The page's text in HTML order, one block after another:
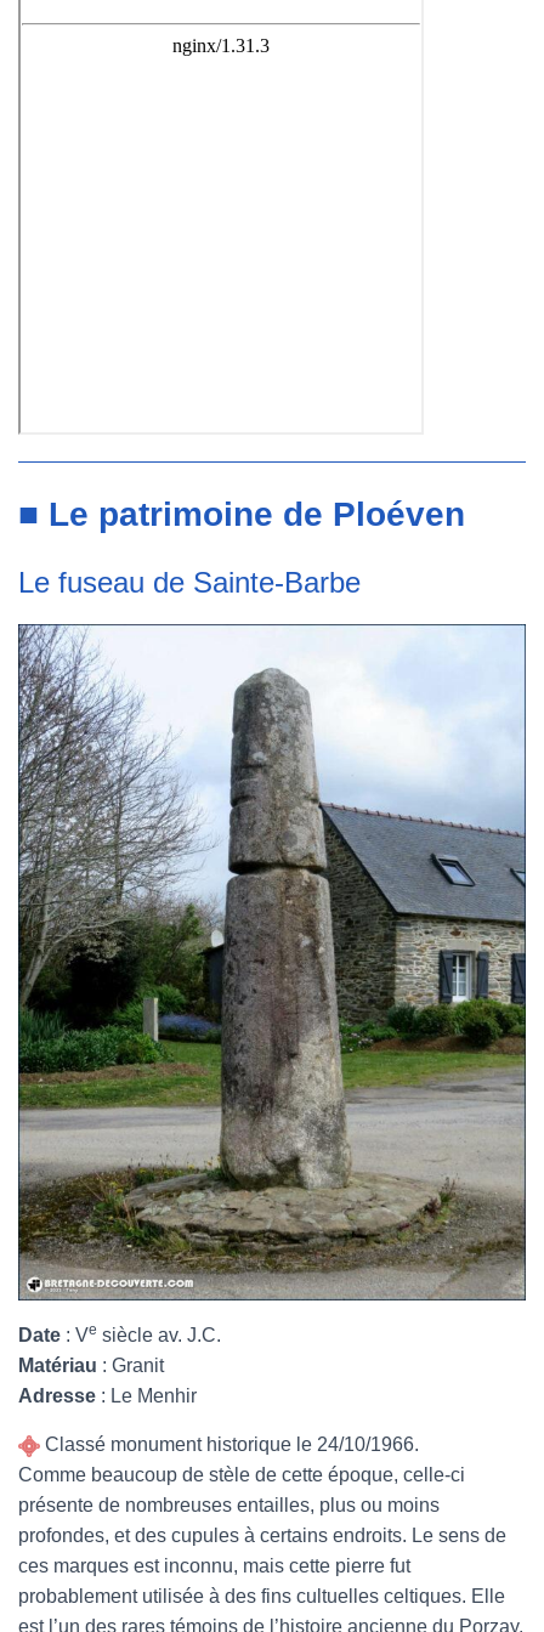
■ Le patrimoine de Ploéven
Le fuseau de Sainte-Barbe
Date : Ve siècle av. J.C.
Matériau : Granit
Adresse : Le Menhir
Classé monument historique le 24/10/1966.
Comme beaucoup de stèle de cette époque, celle-ci
présente de nombreuses entailles, plus ou moins
profondes, et des cupules à certains endroits. Le sens de
ces marques est inconnu, mais cette pierre fut
probablement utilisée à des fins cultuelles celtiques. Elle
est l’un des rares témoins de l’histoire ancienne du Porzay.